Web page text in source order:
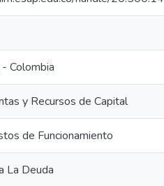
Colombia
y Recursos de Capital
de Funcionamiento
La Deuda